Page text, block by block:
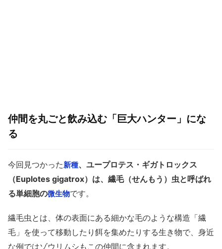
仲間を丸ごと飲み込む「巨大ハンター」にな
る
今回見つかった新種、ユープロテス・ギガトロックス
（Euplotes gigatrox）は、繊毛（せんもう）虫と呼ばれ
る単細胞の微生物です。
繊毛虫とは、体の表面にある細かな毛のような構造「繊
毛」を使って移動したり餌を集めたりする生き物で、身近
な例ではゾウリムシもこの仲間に含まれます。